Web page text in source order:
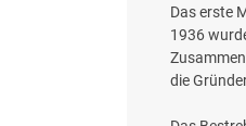
Das erste
1936
die